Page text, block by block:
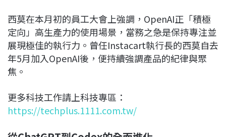
西莫在本月初的員工大會上強調，OpenAI正「積極
定向」高生產力的使用場景，當務之急是保持專注並
展現極佳的執行力。曾任Instacart執行長的西莫自去
年5月加入OpenAI後，便持續強調產品的紀律與聚
焦。
更多科技工作請上科技專區：
https://techplus.1111.com.tw/